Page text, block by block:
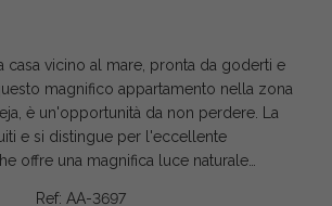
casa vicino al mare, pronta da goderti e
magnifico appartamento nella zona
è un'opportunità da non perdere. La
e si distingue per l'eccellente
offre una magnifica luce naturale
Ref: AA-3697